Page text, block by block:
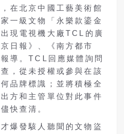
在北京中國工藝美術館
一級文物「永樂款鎏金
現電視機大廠TCL的廣
日報》、《南方都市
導。TCL回應媒體詢問
，從未授權或參與在該
品牌標識；並將積極全
方和主管單位對此事件
快查清。
爆發駭人聽聞的文物盜